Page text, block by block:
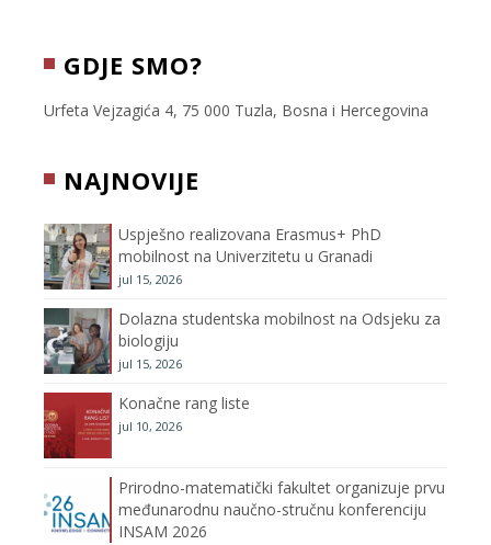
c
e
o
o
k
i
t
e
r
t
r
T
e
e
GDJE SMO?
Urfeta Vejzagića 4, 75 000 Tuzla, Bosna i Hercegovina
NAJNOVIJE
Uspješno realizovana Erasmus+ PhD
mobilnost na Univerzitetu u Granadi
jul 15, 2026
Dolazna studentska mobilnost na Odsjeku za
biologiju
jul 15, 2026
Konačne rang liste
jul 10, 2026
Prirodno-matematički fakultet organizuje prvu
međunarodnu naučno-stručnu konferenciju
INSAM 2026